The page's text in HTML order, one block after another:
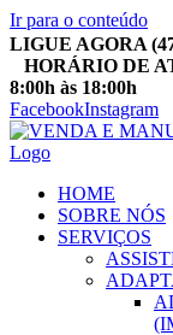
Ir para o conteúdo
LIGUE AGORA
HORÁRIO DE
8:00h às 18:00h
FacebookInstagram
HOME
SOBRE NÓS
SERVIÇOS